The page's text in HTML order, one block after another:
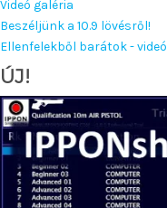
Videó galéria
Beszéljünk a 10.9 lövésről!
Ellenfelekből barátok - videó
ÚJ!